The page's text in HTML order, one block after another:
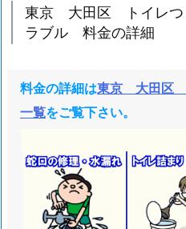
水
道
ブ
ル
金
詳
細
東京 大田区 トイレ
ラブル 料金の詳細
料金の詳細は東京 大田区
一覧をご覧下さい。